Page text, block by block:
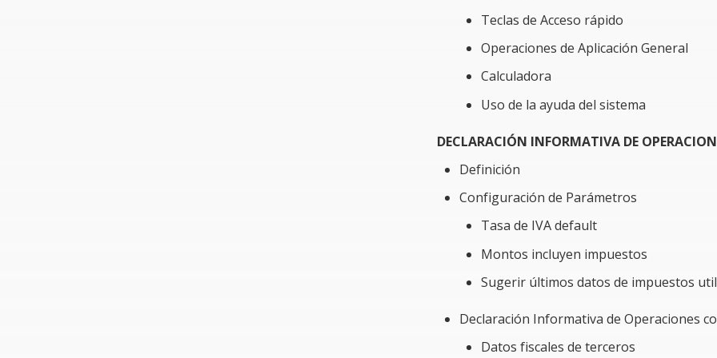
Tomarás mejores decisiones haciendo
Problemática a resolver al tomar el Curso
de oportunidad de la información, derivado
Sin embargo, una vez revisados los temas
Evitar mal manejo de los registros
Disminuir los tiempos para obtener
Evitar fallas de control interno en la
Evitar registrar incorrectamente las
Minimizar la toma de decisiones
Requerimiento especial para el módulo
Teclas de Acceso rápido
Operaciones de Aplicación General
Calculadora
Uso de la ayuda del sistema
DECLARACIÓN INFORMATIVA DE
Definición
Configuración de Parámetros
Tasa de IVA default
Montos incluyen impuestos
Sugerir últimos datos de impuestos
Declaración Informativa de Operaciones
Datos fiscales de terceros